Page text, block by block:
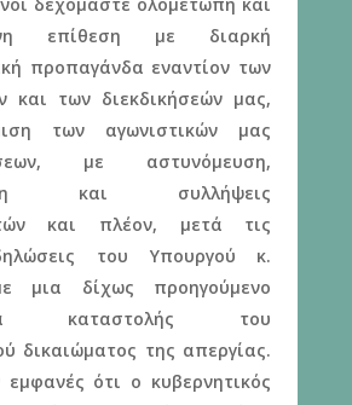
επίθεση με διαρκή
προπαγάνδα εναντίον των
και των διεκδικήσεών μας,
των αγωνιστικών μας
με αστυνόμευση,
και συλλήψεις
και πλέον, μετά τις
του Υπουργού κ.
μια δίχως προηγούμενο
καταστολής του
δικαιώματος της απεργίας.
εμφανές ότι ο κυβερνητικός